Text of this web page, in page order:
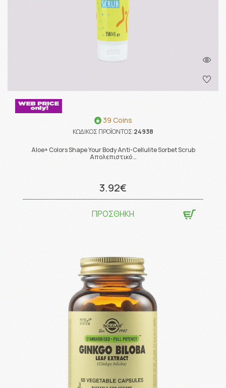
39 Coins
ΚΩΔΙΚΟΣ ΠΡΟΪΟΝΤΟΣ:24938
Aloe+ Colors Shape Your Body Anti-Cellulite Sorbet Scrub
Απολεπιστικό …
3.92€
ΠΡΟΣΘΗΚΗ